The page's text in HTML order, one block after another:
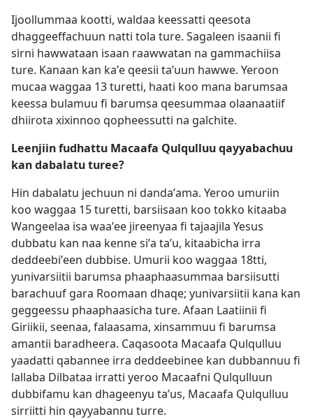
Ijoollummaa kootti, waldaa keessatti qeesota
dhaggeeffachuun natti tola ture. Sagaleen isaanii fi
sirni hawwataan isaan raawwatan na gammachiisa
ture. Kanaan kan kaʼe qeesii taʼuun hawwe. Yeroon
mucaa waggaa 13 turetti, haati koo mana barumsaa
keessa bulamuu fi barumsa qeesummaa olaanaatiif
dhiirota xixinnoo qopheessutti na galchite.
Leenjiin fudhattu Macaafa Qulqulluu qayyabachuu
kan dabalatu turee?
Hin dabalatu jechuun ni dandaʼama. Yeroo umuriin
koo waggaa 15 turetti, barsiisaan koo tokko kitaaba
Wangeelaa isa waaʼee jireenyaa fi tajaajila Yesus
dubbatu kan naa kenne siʼa taʼu, kitaabicha irra
deddeebiʼeen dubbise. Umurii koo waggaa 18tti,
yunivarsiitii barumsa phaaphaasummaa barsiisutti
barachuuf gara Roomaan dhaqe; yunivarsiitii kana kan
geggeessu phaaphaasicha ture. Afaan Laatiinii fi
Giriikii, seenaa, falaasama, xinsammuu fi barumsa
amantii baradheera. Caqasoota Macaafa Qulqulluu
yaadatti qabannee irra deddeebinee kan dubbannuu fi
lallaba Dilbataa irratti yeroo Macaafni Qulqulluun
dubbifamu kan dhageenyu taʼus, Macaafa Qulqulluu
sirriitti hin qayyabannu turre.